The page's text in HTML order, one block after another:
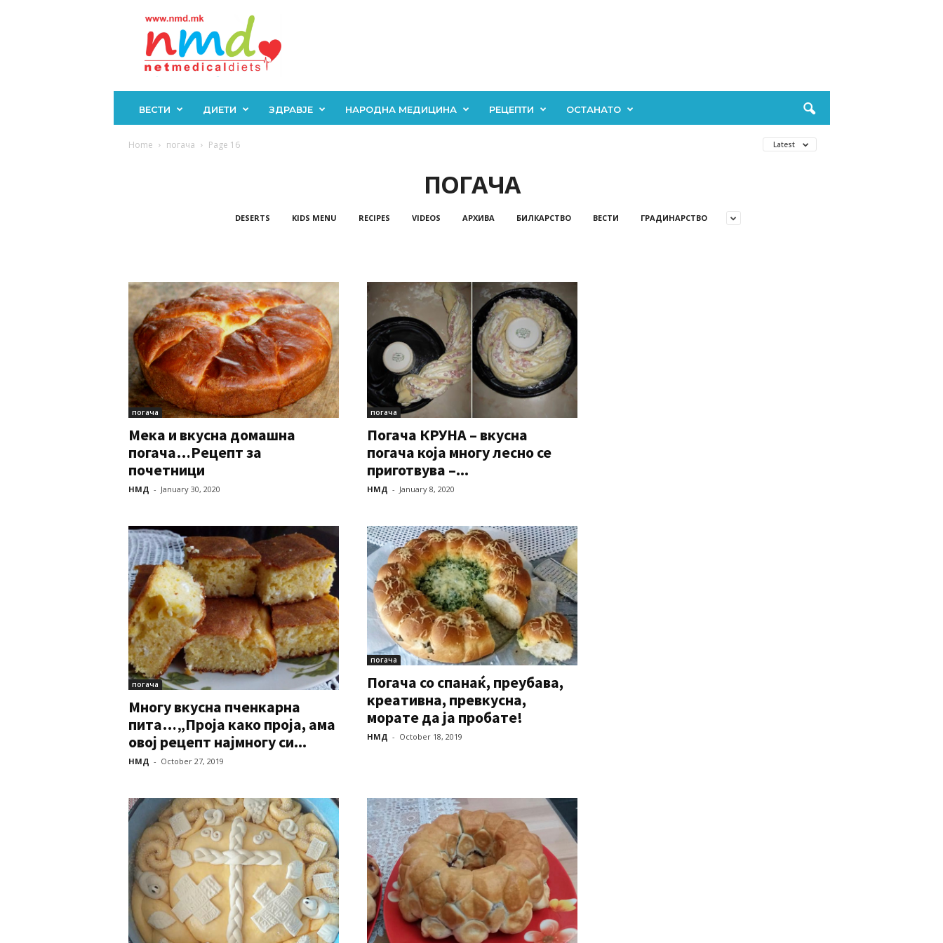
ВЕСТИ ДИЕТИ ЗДРАВЈЕ НАРОДНА МЕДИЦИНА РЕЦЕПТИ ОСТАНАТО
Home погача Page 16 Latest
ПОГАЧА
DESERTS KIDS MENU RECIPES VIDEOS АРХИВА БИЛКАРСТВО ВЕСТИ ГРАДИНАРСТВО
погача
Мека и вкусна домашна
погача…Рецепт за
почетници
НМД - January 30, 2020
погача
Погача КРУНА – вкусна
погача која многу лесно се
приготвува –...
НМД - January 8, 2020
погача
Многу вкусна пченкарна
пита…„Проја како проја, ама
овој рецепт најмногу си...
НМД - October 27, 2019
погача
Погача со спанаќ, преубава,
креативна, превкусна,
морате да ја пробате!
НМД - October 18, 2019